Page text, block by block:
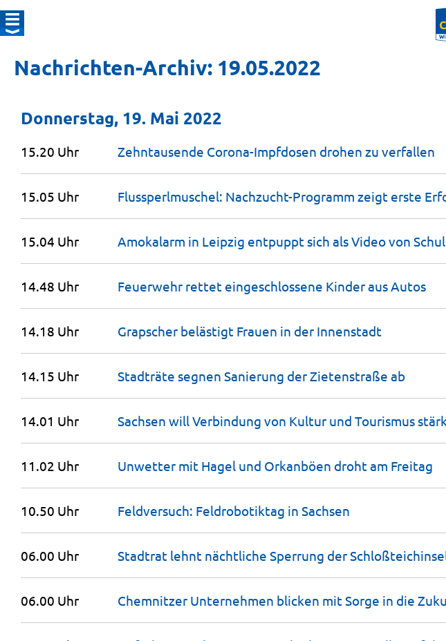
Nachrichten-Archiv: 19.05.2022
Donnerstag, 19. Mai 2022
15.20 Uhr Zehntausende Corona-Impfdosen drohen zu verfallen
15.05 Uhr Flussperlmuschel: Nachzucht-Programm zeigt erste
15.04 Uhr Amokalarm in Leipzig entpuppt sich als Video von
14.48 Uhr Feuerwehr rettet eingeschlossene Kinder ausAutos
14.18 Uhr Grapscher belästigt Frauen in der Innenstadt
14.15 Uhr Stadträte segnen Sanierung der Zietenstraße ab
14.01 Uhr Sachsen will Verbindung von Kultur und Tourismus
11.02 Uhr Unwetter mit Hagel und Orkanböen droht am Freitag
10.50 Uhr Feldversuch: Feldrobotiktag in Sachsen
06.00 Uhr Stadtrat lehnt nächtliche Sperrung der
06.00 Uhr Chemnitzer Unternehmen blicken mit Sorge in die